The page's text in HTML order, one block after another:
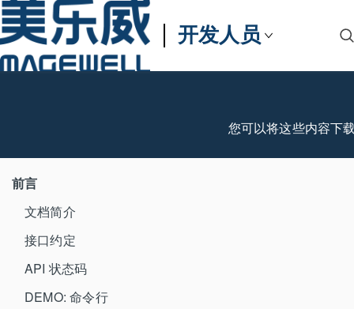
开发人员
您可以将这些内容下
前言
文档简介
接口约定
API 状态码
DEMO: 命令行